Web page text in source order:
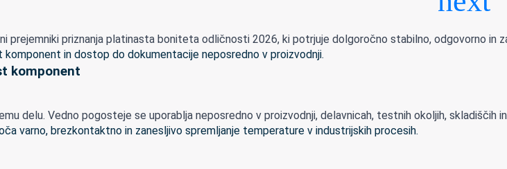
prejemniki priznanja platinasta boniteta odličnosti 2026, ki potrjuje dolgoročno stabilno, odgovorno in
komponent
delu. Vedno pogosteje se uporablja neposredno v proizvodnji, delavnicah, testnih okoljih, skladiščih